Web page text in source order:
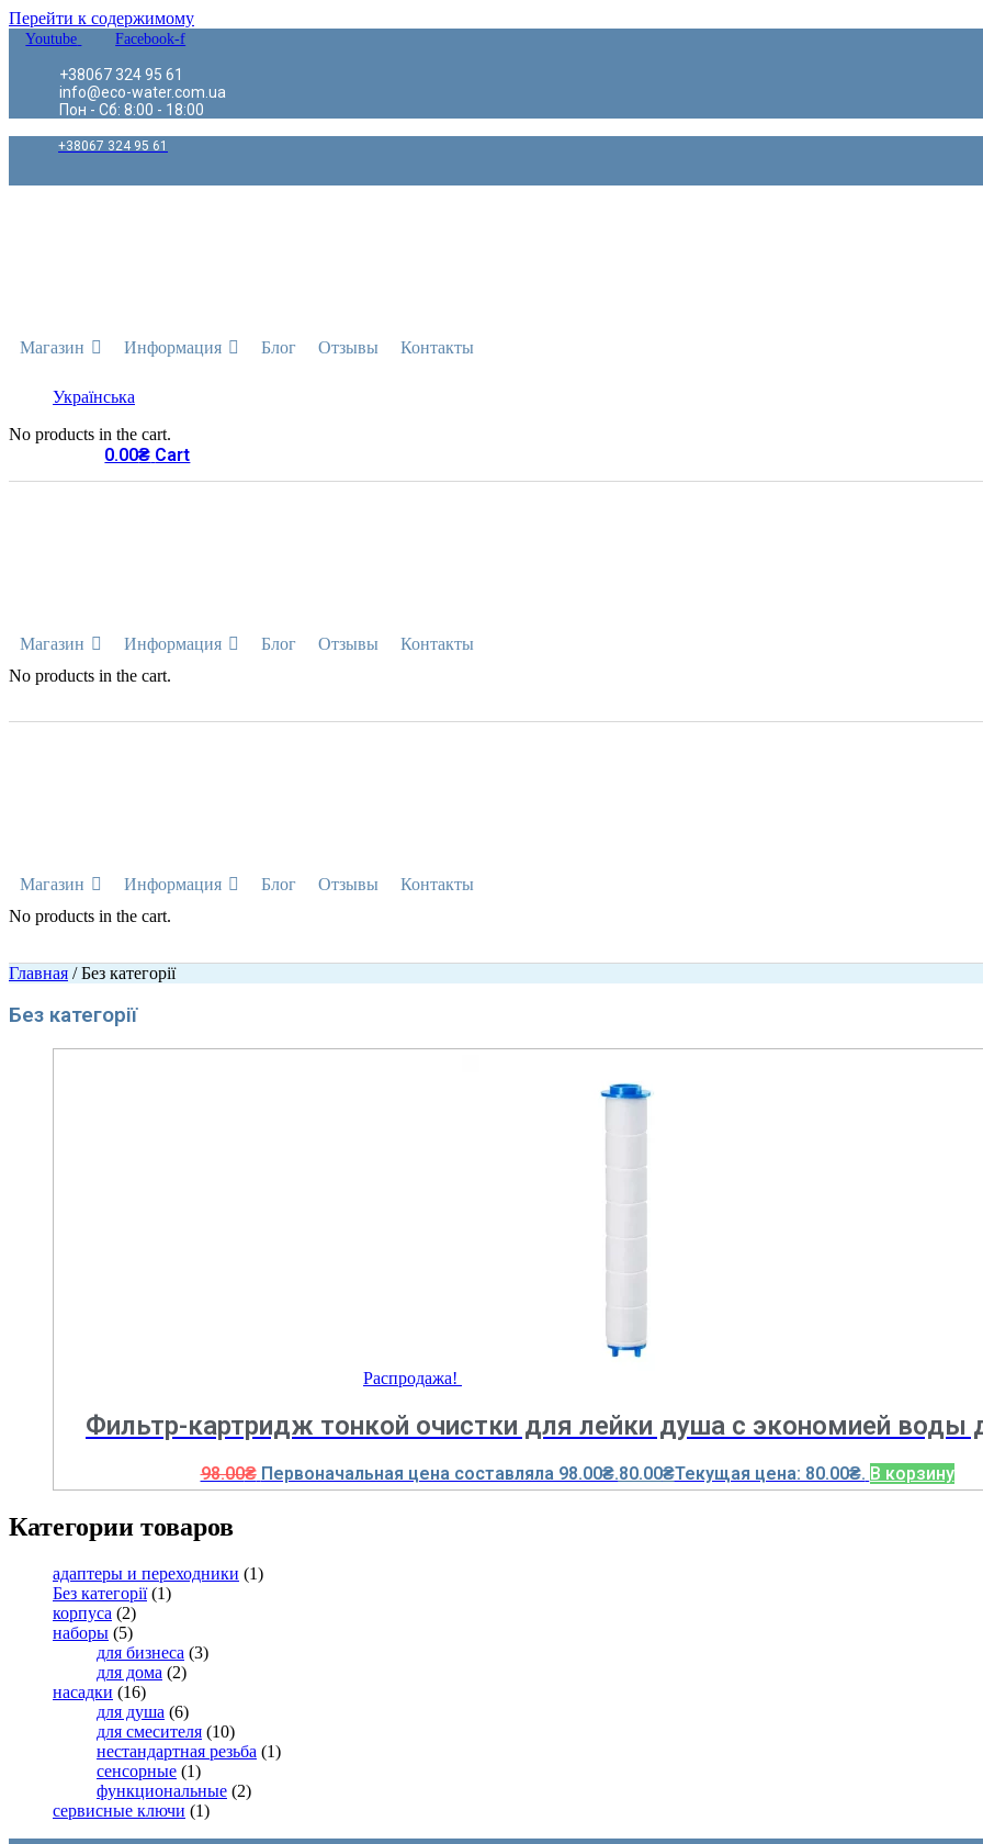
Перейти к содержимому
Youtube Facebook-f
+38067 324 95 61
info@eco-water.com.ua
Пон - Сб: 8:00 - 18:00
+38067 324 95 61
Магазин Информация Блог Отзывы Контакты
Українська
No products in the cart.
0.00₴ Cart
Магазин Информация Блог Отзывы
Контакты
No products in the cart.
Магазин Информация Блог Отзывы
Контакты
No products in the cart.
Главная / Без категорії
Без категорії
Распродажа!
Фильтр-картридж тонкой очистки для лейки душа с экономией воды
98.00₴ Первоначальная цена составляла 98.00₴.80.00₴Текущая цена: 80.00₴. В корзину
Категории товаров
адаптеры и переходники (1)
Без категорії (1)
корпуса (2)
наборы (5)
для бизнеса (3)
для дома (2)
насадки (16)
для душа (6)
для смесителя (10)
нестандартная резьба (1)
сенсорные (1)
функциональные (2)
сервисные ключи (1)